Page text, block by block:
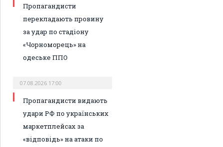
Пропагандисти
перекладають провину
за удар по стадіону
«Чорноморець» на
одеське ППО
07.08.2026 17:00
Пропагандисти видають
удари РФ по українських
маркетплейсах за
«відповідь» на атаки по